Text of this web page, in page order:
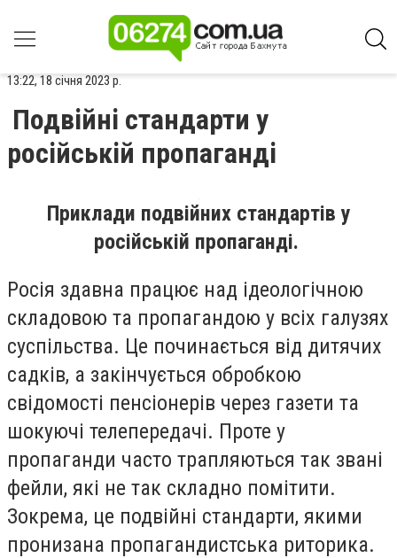
13:22, 18 січня 2023 р.
Подвійні стандарти у
російській пропаганді
Приклади подвійних стандартів у
російській пропаганді.
Росія здавна працює над ідеологічною
складовою та пропагандою у всіх галузях
суспільства. Це починається від дитячих
садків, а закінчується обробкою
свідомості пенсіонерів через газети та
шокуючі телепередачі. Проте у
пропаганди часто трапляються так звані
фейли, які не так складно помітити.
Зокрема, це подвійні стандарти, якими
пронизана пропагандистська риторика.